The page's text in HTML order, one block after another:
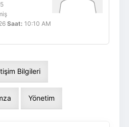
Saat: 10:10 AM
Bilgileri
Yönetim